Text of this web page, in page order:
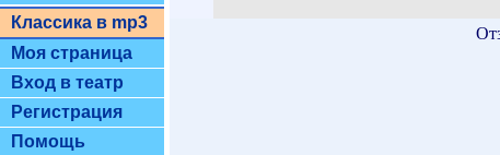
Классика в mp3
Моя страница
Вход в театр
Регистрация
Помощь